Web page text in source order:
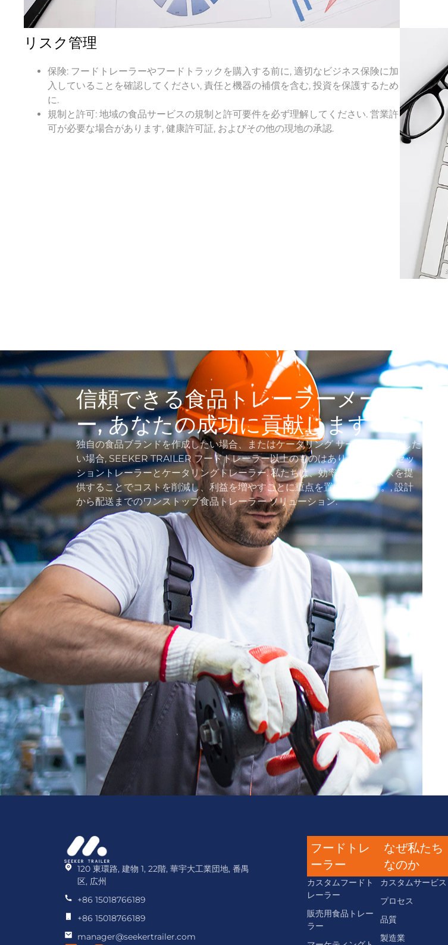
リスク管理
保険: フードトレーラーやフードトラックを購入する前に, 適切なビジネス保険に加
入していることを確認してください, 責任と機器の補償を含む, 投資を保護するため
に.
規制と許可: 地域の食品サービスの規制と許可要件を必ず理解してください. 営業許
可が必要な場合があります, 健康許可証, およびその他の現地の承認.
信頼できる食品トレーラーメーカ
ー, あなたの成功に貢献します
独自の食品ブランドを作成したい場合、またはケータリング サービスを提供した
い場合, SEEKER TRAILER フードトレーラー以上のものはありません,コンセッ
ショントレーラーとケータリングト​​レーラー. 私たちは、効率的なサービスを提
供することでコストを削減し、利益を増やすことに重点を置いています。, 設計
から配送までのワンストップ食品トレーラー ソリューション.
120 東環路, 建物 1, 22階, 華宇大工業団地, 番禺
区, 広州
+86 15018766189
+86 15018766189
manager@seekertrailer.com
フードトレ
ーラー
カスタムフードト
レーラー
販売用食品トレー
ラー
なぜ私たち
なのか
カスタムサービス
プロセス
品質
製造業